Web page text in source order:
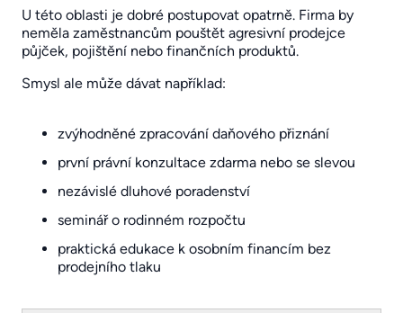
U této oblasti je dobré postupovat opatrně. Firma by
neměla zaměstnancům pouštět agresivní prodejce
půjček, pojištění nebo finančních produktů.
Smysl ale může dávat například:
zvýhodněné zpracování daňového přiznání
první právní konzultace zdarma nebo se slevou
nezávislé dluhové poradenství
seminář o rodinném rozpočtu
praktická edukace k osobním financím bez
prodejního tlaku